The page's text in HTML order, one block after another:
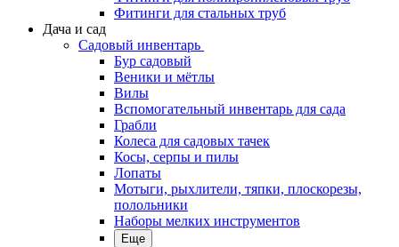
Фитинги для стальных труб
Дача и сад
Садовый инвентарь
Бур садовый
Веники и мётлы
Вилы
Вспомогательный инвентарь для сада
Грабли
Колеса для садовых тачек
Косы, серпы и пилы
Лопаты
Мотыги, рыхлители, тяпки, плоскорезы,
полольники
Наборы мелких инструментов
Еще